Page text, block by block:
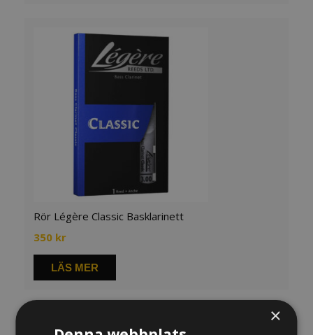
Rör Légère Classic Basklarinett
350 kr
LÄS MER
×